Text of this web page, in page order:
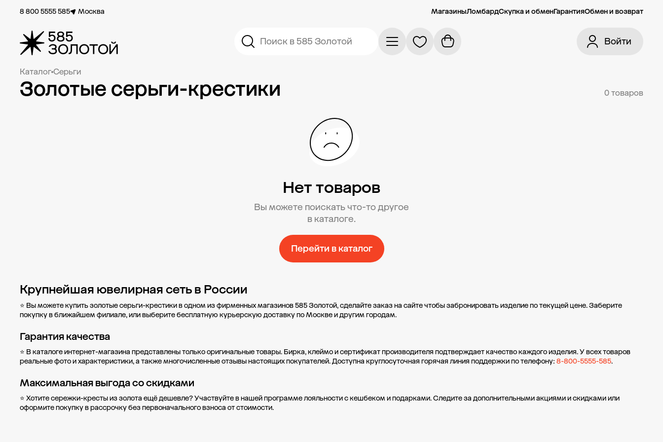
8 800 5555 585 Москва МагазиныЛомбардСкупка и обменГарантияОбмен и возврат
Поиск в 585 Золотой Войти
Каталог Серьги
Золотые серьги-крестики 0 товаров
Нет товаров
Вы можете поискать что-то другое
в каталоге.
Перейти в каталог
Крупнейшая ювелирная сеть в России
⭐ Вы можете купить золотые серьги-крестики в одном из фирменных магазинов 585 Золотой, сделайте заказ на сайте чтобы забронировать изделие по текущей цене. Заберите
покупку вближайшем филиале, или выберите бесплатную курьерскую доставку по Москве и другим городам.
Гарантия качества
⭐ В каталоге интернет-магазина представлены только оригинальные товары. Бирка, клеймо и сертификат производителя подтверждает качество каждого изделия. У всех товаров
реальные фото и характеристики, а также многочисленные отзывы настоящих покупателей. Доступна круглосуточная горячая линия поддержки по телефону: 8-800-5555-585.
Максимальная выгода со скидками
⭐ Хотите сережки-кресты из золота ещё дешевле? Участвуйте в нашейпрограмме лояльностис кешбеком и подарками. Следите за дополнительнымиакциями и скидкамиили
оформитепокупку в рассрочкубез первоначального взноса от стоимости.